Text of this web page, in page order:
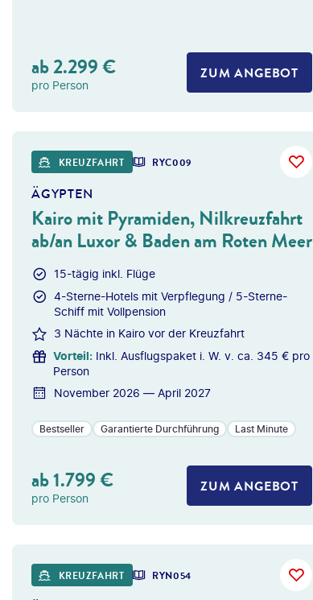
ab2.299€
pro Person
ZUM ANGEBOT
KREUZFAHRT RYC009
ÄGYPTEN
Kairo mit Pyramiden, Nilkreuzfahrt
ab/an Luxor & Baden am Roten Meer
15-tägig inkl. Flüge
4-Sterne-Hotels mit Verpflegung / 5-Sterne-
Schiff mit Vollpension
3 Nächte in Kairo vor der Kreuzfahrt
Vorteil: Inkl. Ausflugspaket i. W. v. ca. 345 € pro
Person
November 2026 — April 2027
Bestseller Garantierte Durchführung Last Minute
ab1.799€
pro Person
ZUM ANGEBOT
KREUZFAHRT RYN054